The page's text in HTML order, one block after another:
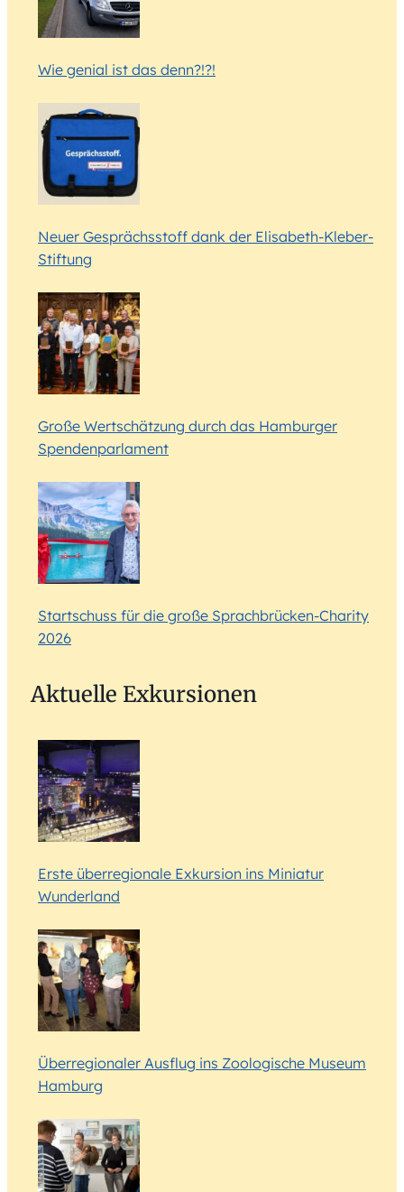
Wie genial ist das denn?!?!
Neuer Gesprächsstoff dank der Elisabeth-Kleber-
Stiftung
Große Wertschätzung durch das Hamburger
Spendenparlament
Startschuss für die große Sprachbrücken-Charity
2026
Aktuelle Exkursionen
Erste überregionale Exkursion ins Miniatur
Wunderland
Überregionaler Ausflug ins Zoologische Museum
Hamburg